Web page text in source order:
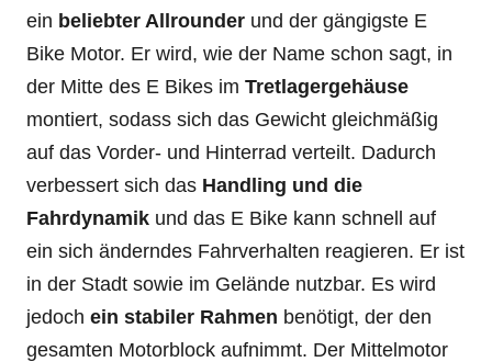
ein beliebter Allrounder und der gängigste E
Bike Motor. Er wird, wie der Name schon sagt, in
der Mitte des E Bikes im Tretlagergehäuse
montiert, sodass sich das Gewicht gleichmäßig
auf das Vorder- und Hinterrad verteilt. Dadurch
verbessert sich das Handling und die
Fahrdynamik und das E Bike kann schnell auf
ein sich änderndes Fahrverhalten reagieren. Er ist
in der Stadt sowie im Gelände nutzbar. Es wird
jedoch ein stabiler Rahmen benötigt, der den
gesamten Motorblock aufnimmt. Der Mittelmotor